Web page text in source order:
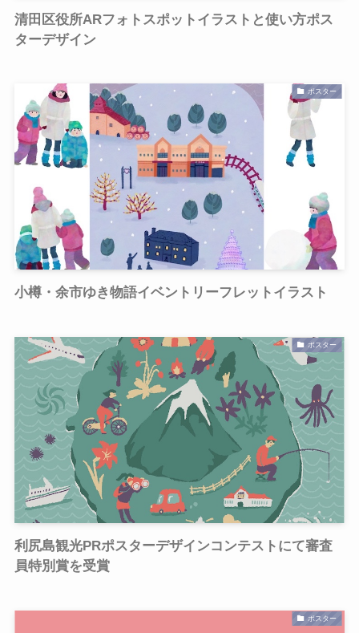
清田区役所ARフォトスポットイラストと使い方ポス
ターデザイン
ポスター
小樽・余市ゆき物語イベントリーフレットイラスト
ポスター
利尻島観光PRポスターデザインコンテストにて審査
員特別賞を受賞
ポスター